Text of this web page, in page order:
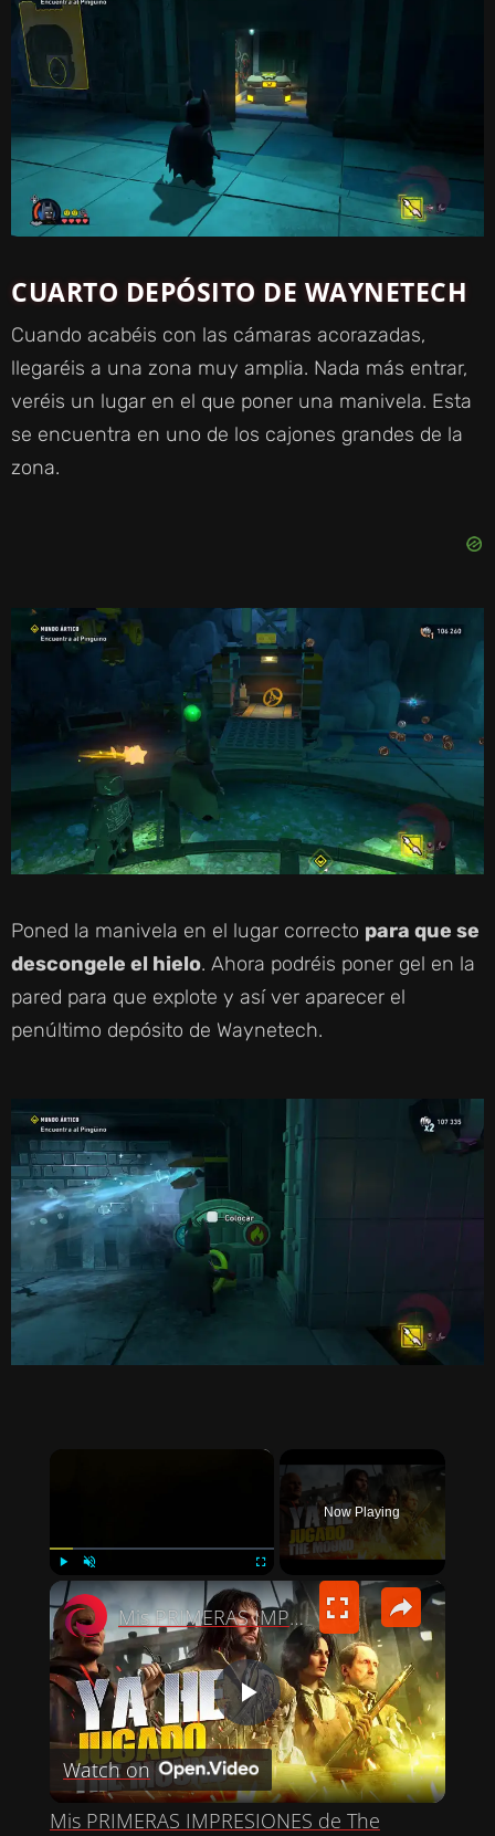
CUARTO DEPÓSITO DE WAYNETECH
Cuando acabéis con las cámaras acorazadas,
llegaréis a una zona muy amplia. Nada más entrar,
veréis un lugar en el que poner una manivela. Esta
se encuentra en uno de los cajones grandes de la
zona.
Poned la manivela en el lugar correcto para que se
descongele el hielo. Ahora podréis poner gel en la
pared para que explote y así ver aparecer el
penúltimo depósito de Waynetech.
×
PLAY FULLSCREEN
Now Playing
×
P
L
Mis PRIMERAS IMPRESIONES de The Mound: Omen of Cthulhu
Watch on
Mis PRIMERAS IMPRESIONES de The